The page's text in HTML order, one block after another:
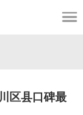
区县口碑最